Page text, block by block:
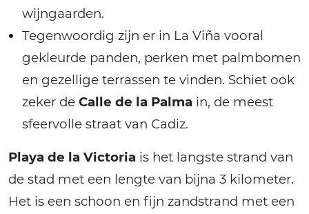
wijngaarden.
Tegenwoordig zijn er in La Viña vooral
gekleurde panden, perken met palmbomen
en gezellige terrassen te vinden. Schiet ook
zeker de Calle de la Palma in, de meest
sfeervolle straat van Cadiz.
Playa de la Victoria is het langste strand van
de stad met een lengte van bijna 3 kilometer.
Het is een schoon en fijn zandstrand met een